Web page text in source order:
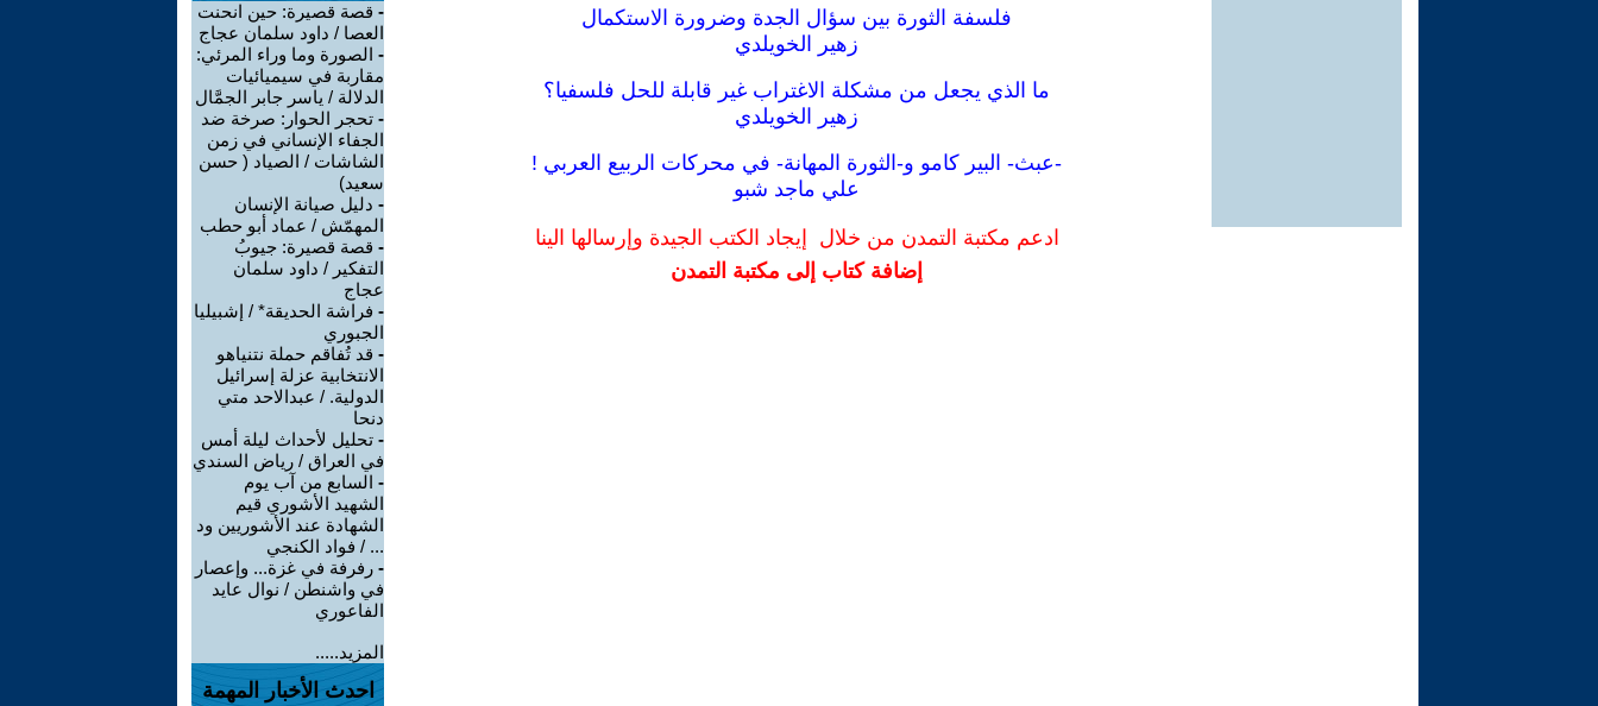
فلسفة الثورة بين سؤال الجدة وضرورة الاستكمال
زهير الخويلدي
ما الذي يجعل من مشكلة الاغتراب غير قابلة للحل فلسفيا؟
زهير الخويلدي
-عبث- البير كامو و-الثورة المھانة- في محركات الربيع العربي !
علي ماجد شبو
ادعم مكتبة التمدن من خلال إيجاد الكتب الجيدة وإرسالها الينا
إضافة كتاب إلى مكتبة التمدن
- قصة قصيرة: حين انحنت
العصا / داود سلمان عجاج
- الصورة وما وراء المرئي:
مقاربة في سيميائيات
الدلالة / ياسر جابر الجمَّال
- تحجر الحوار: صرخة ضد
الجفاء الإنساني في زمن
الشاشات / الصياد ‏( حسن
سعيد‏)
- دليل صيانة الإنسان
المهمّش / عماد أبو حطب
- قصة قصيرة: جيوبُ
التفكير / داود سلمان
عجاج
- فراشة الحديقة* / إشبيليا
الجبوري
- قد تُفاقم حملة نتنياهو
الانتخابية عزلة إسرائيل
الدولية. / عبدالاحد متي
دنحا
- تحليل لأحداث ليلة أمس
في العراق / رياض السندي
- السابع من آب يوم
الشهيد الأشوري قيم
الشهادة عند الأشوريين ود
... / فواد الكنجي
- رفرفة في غزة... وإعصار
في واشنطن / نوال عايد
الفاعوري
المزيد.....
احدث الأخبار المهمة